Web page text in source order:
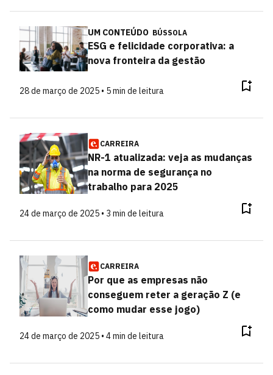
UM CONTEÚDO BÚSSOLA
ESG e felicidade corporativa: a
nova fronteira da gestão
28 de março de 2025 • 5 min de leitura
CARREIRA
NR-1 atualizada: veja as mudanças
na norma de segurança no
trabalho para 2025
24 de março de 2025 • 3 min de leitura
CARREIRA
Por que as empresas não
conseguem reter a geração Z (e
como mudar esse jogo)
24 de março de 2025 • 4 min de leitura